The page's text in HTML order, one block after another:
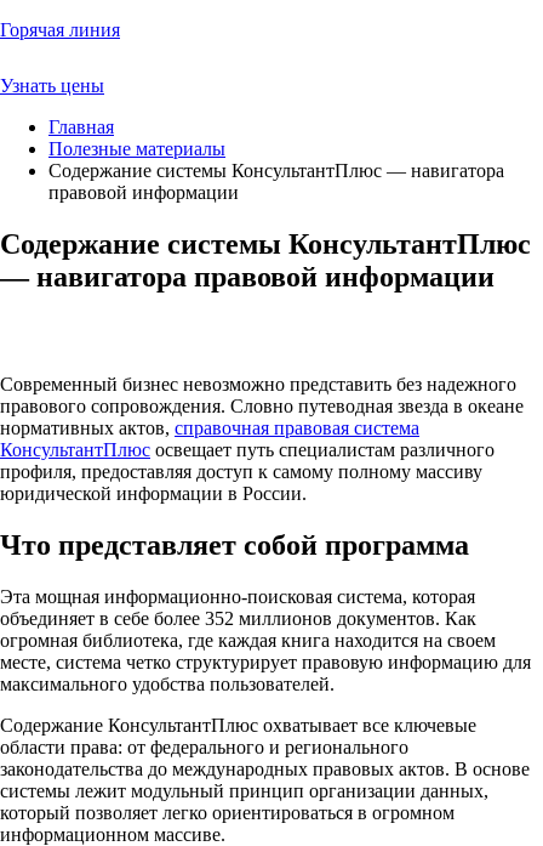
Горячая линия
Узнать цены
Главная
Полезные материалы
Содержание системы КонсультантПлюс — навигатора
правовой информации
Содержание системы КонсультантПлюс
— навигатора правовой информации
Современный бизнес невозможно представить без надежного
правового сопровождения. Словно путеводная звезда в океане
нормативных актов, справочная правовая система
КонсультантПлюс освещает путь специалистам различного
профиля, предоставляя доступ к самому полному массиву
юридической информации в России.​
Что представляет собой программа
Эта мощная информационно-поисковая система, которая
объединяет в себе более 352 миллионов документов. Как
огромная библиотека, где каждая книга находится на своем
месте, система четко структурирует правовую информацию для
максимального удобства пользователей.​
Содержание КонсультантПлюс охватывает все ключевые
области права: от федерального и регионального
законодательства до международных правовых актов. В основе
системы лежит модульный принцип организации данных,
который позволяет легко ориентироваться в огромном
информационном массиве.​